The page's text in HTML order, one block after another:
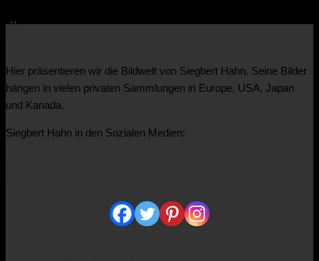
Über uns
Hier präsentieren wir die Bildwelt von Siegbert Hahn. Seine Bilder
hängen in vielen privaten Sammlungen in Europe, USA, Japan
und Kanada.
Siegbert Hahn in den Sozialen Medien: